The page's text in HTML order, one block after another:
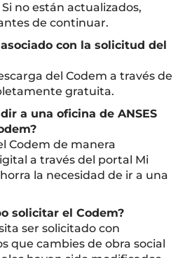
no están actualizados,
de continuar.
con la solicitud del
del Codem a través de
gratuita.
a una oficina de ANSES
Codem de manera
a través del portal Mi
la necesidad de ir a una
solicitar el Codem?
ser solicitado con
que cambies de obra social